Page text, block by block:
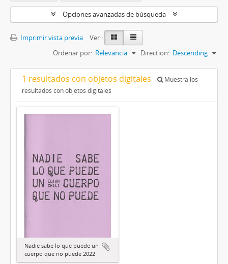
Opciones avanzadas de búsqueda
Imprimir vista previa
Ver :
Ordenar por: Relevancia Direction: Descending
1 resultados con objetos digitales
Muestra los
resultados con objetos digitales
Nadie sabe lo que puede un
cuerpo que no puede 2022